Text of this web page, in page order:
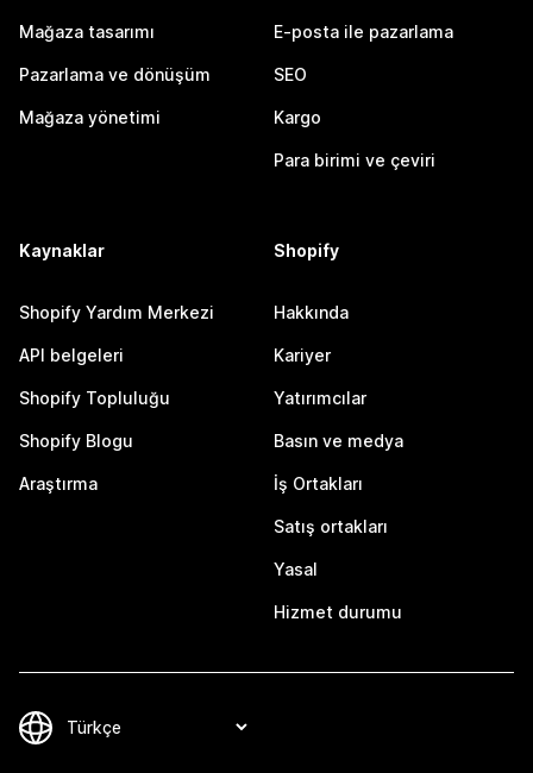
Mağaza tasarımı
Pazarlama ve dönüşüm
Mağaza yönetimi
E-posta ile pazarlama
SEO
Kargo
Para birimi ve çeviri
Kaynaklar
Shopify Yardım Merkezi
API belgeleri
Shopify Topluluğu
Shopify Blogu
Araştırma
Shopify
Hakkında
Kariyer
Yatırımcılar
Basın ve medya
İş Ortakları
Satış ortakları
Yasal
Hizmet durumu